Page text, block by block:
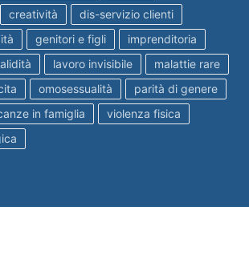
creatività
dis-servizio clienti
genitori e figli
imprenditoria
lavoro invisibile
malattie rare
omosessualità
parità di genere
in famiglia
violenza fisica